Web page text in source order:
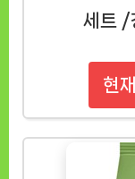
세트 /
현